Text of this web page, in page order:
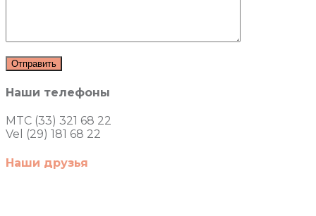
Наши телефоны
MTC (33) 321 68 22
Vel (29) 181 68 22
Наши друзья